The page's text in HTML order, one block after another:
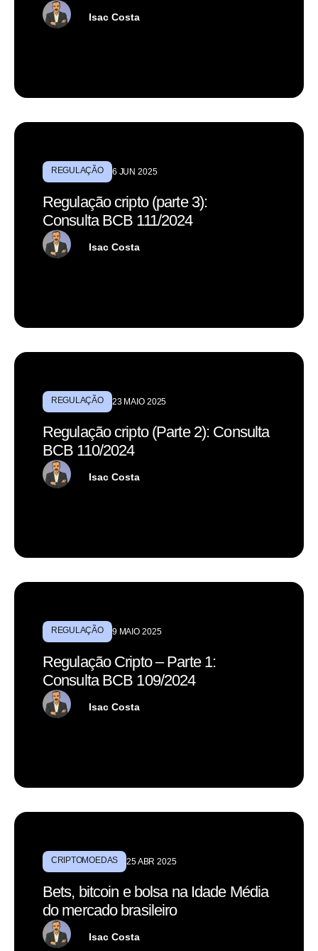
Isac Costa
REGULAÇÃO 6 JUN 2025
Regulação cripto (parte 3):
Consulta BCB 111/2024
Isac Costa
REGULAÇÃO 23 MAIO 2025
Regulação cripto (Parte 2): Consulta
BCB 110/2024
Isac Costa
REGULAÇÃO 9 MAIO 2025
Regulação Cripto – Parte 1:
Consulta BCB 109/2024
Isac Costa
CRIPTOMOEDAS 25 ABR 2025
Bets, bitcoin e bolsa na Idade Média
do mercado brasileiro
Isac Costa